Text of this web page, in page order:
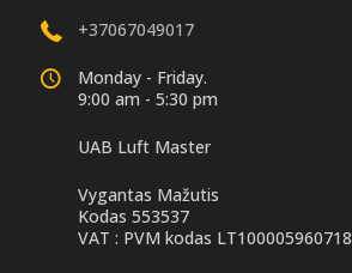
+37067049017
Monday - Friday.
9:00 am - 5:30 pm
UAB Luft Master
Vygantas Mažutis
Kodas 553537
VAT : PVM kodas LT100005960718